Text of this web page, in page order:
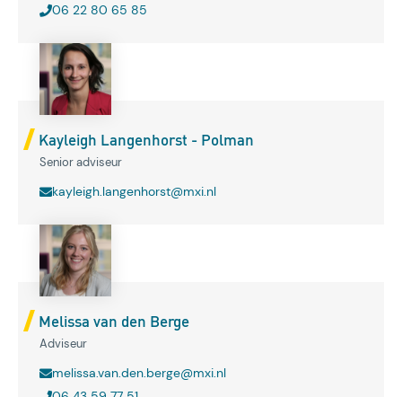
06 22 80 65 85
Kayleigh Langenhorst - Polman
Senior adviseur
kayleigh.langenhorst@mxi.nl
Melissa van den Berge
Adviseur
melissa.van.den.berge@mxi.nl